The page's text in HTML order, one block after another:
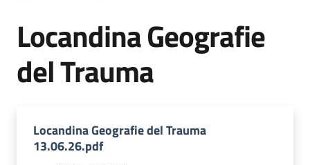
Finanziamenti
nazionali
internazionali
Materiali
Locandina Geografie
del Trauma
Locandina Geografie del Trauma
13.06.26.pdf